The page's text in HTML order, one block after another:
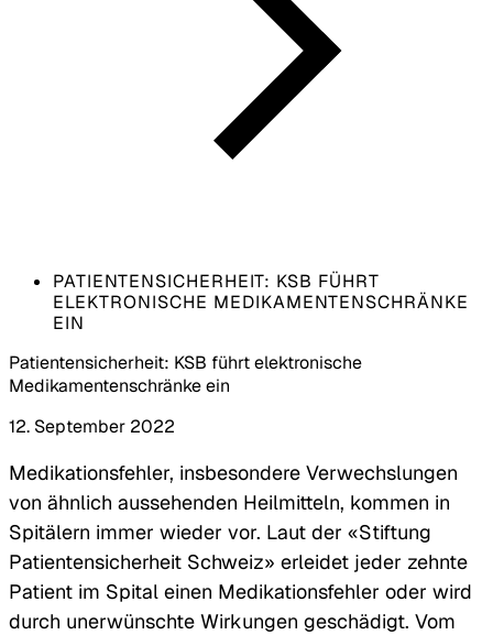
PATIENTENSICHERHEIT: KSB FÜHRT
ELEKTRONISCHE MEDIKAMENTENSCHRÄNKE
EIN
Patientensicherheit: KSB führt elektronische
Medikamentenschränke ein
12. September 2022
Medikationsfehler, insbesondere Verwechslungen
von ähnlich aussehenden Heilmitteln, kommen in
Spitälern immer wieder vor. Laut der «Stiftung
Patientensicherheit Schweiz» erleidet jeder zehnte
Patient im Spital einen Medikationsfehler oder wird
durch unerwünschte Wirkungen geschädigt. Vom